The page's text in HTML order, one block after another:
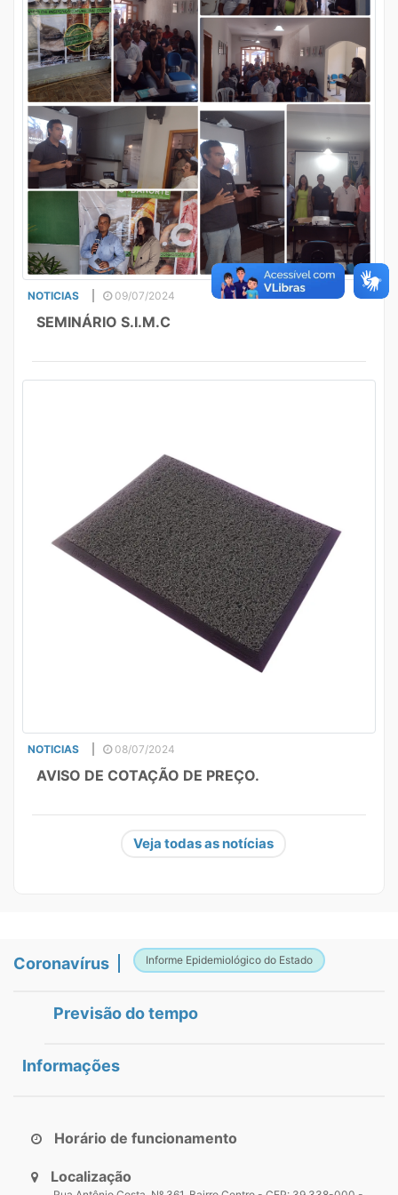
NOTICIAS 09/07/2024
SEMINÁRIO S.I.M.C
NOTICIAS 08/07/2024
AVISO DE COTAÇÃO DE PREÇO.
Veja todas as notícias
Coronavírus Informe Epidemiológico do Estado
Previsão do tempo
Informações
Horário de funcionamento
Localização